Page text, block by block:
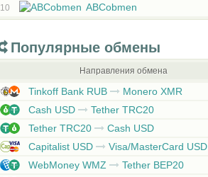
10 ABCobmen
Популярные обмены
Направления обмена
Tinkoff Bank RUB
Monero XMR
Cash USD
Tether TRC20
Tether TRC20
Cash USD
Capitalist USD
Visa/MasterCard USD
WebMoney WMZ
Tether BEP20